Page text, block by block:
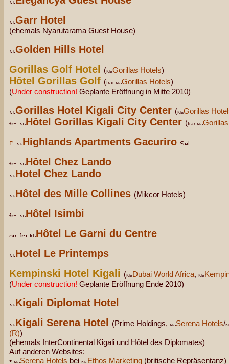
Garr Hotel
(ehemals Nyarutarama Guest House)
Golden Hills Hotel
Gorillas Golf Hotel
( Gorillas Hotels)
Hôtel Gorillas Golf ( Gorillas Hotels)
(Under construction! Geplante Eröffnung in Mitte 2010)
Gorillas Hotel Kigali City Center ( Gorillas
Hôtel Gorillas Kigali City Center (
Highlands Apartments Gacuriro
Hôtel Chez Lando
Hotel Chez Lando
Hôtel des Mille Collines (Mikcor Hotels)
Hôtel Isimbi
Hôtel Le Garni du Centre
Hotel Le Printemps
Kempinski Hotel Kigali ( Dubai World Africa,
(Under construction! Geplante Eröffnung Ende 2010)
Kigali Diplomat Hotel
Kigali Serena Hotel
(Prime Holdings, Serena Hotels/
(R))
(ehemals InterContinental Kigali und Hôtel des Diplomates)
Auf anderen Websites:
•
Serena Hotels bei Ethos Marketing (britische Repräsentanz)